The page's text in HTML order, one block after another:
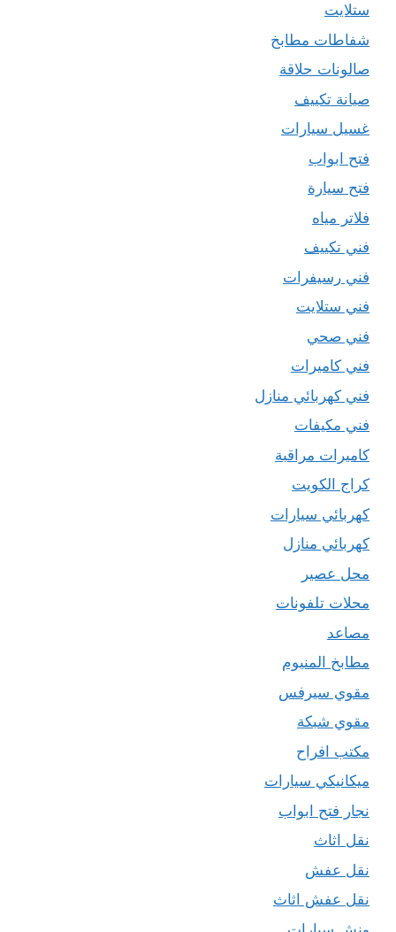
ستلايت
شفاطات مطابخ
صالونات حلاقة
صيانة تكييف
غسيل سيارات
فتح ابواب
فتح سيارة
فلاتر مياه
فني تكييف
فني رسيفرات
فني ستلايت
فني صحي
فني كاميرات
فني كهربائي منازل
فني مكيفات
كاميرات مراقبة
كراج الكويت
كهربائي سيارات
كهربائي منازل
محل عصير
محلات تلفونات
مصاعد
مطابخ المنيوم
مقوي سيرفس
مقوي شبكة
مكتب افراح
ميكانيكي سيارات
نجار فتح ابواب
نقل اثاث
نقل عفش
نقل عفش اثاث